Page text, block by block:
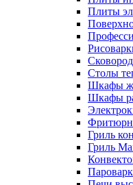
Плиты
Столы
Шкафы
Шкафы
Гриль
Гриль